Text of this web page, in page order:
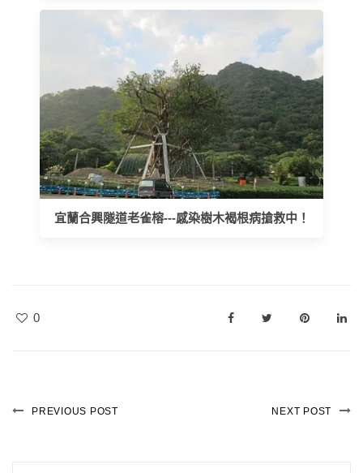
宜蘭合興隧道老雀榕---感染樹木褐根病搶救中！
0
PREVIOUS POST NEXT POST